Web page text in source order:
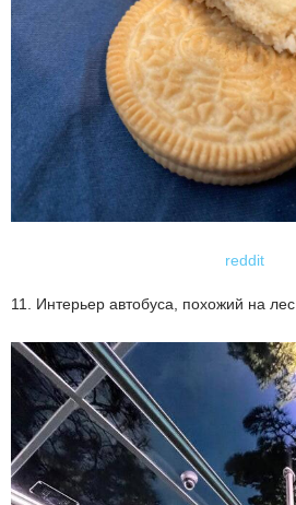
reddit
11. Интерьер автобуса, похожий на лес